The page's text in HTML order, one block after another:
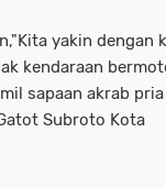
yakin dengan
kendaraan
sapaan akrab pria
Subroto Kota